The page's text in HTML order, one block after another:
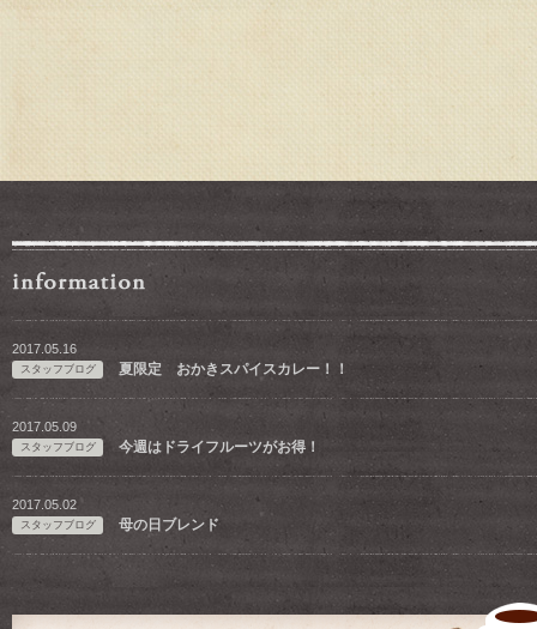
2017.05.16
スタッフブログ 夏限定 おかきスパイスカレー！！
2017.05.09
スタッフブログ 今週はドライフルーツがお得！
2017.05.02
スタッフブログ 母の日ブレンド